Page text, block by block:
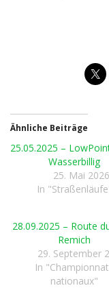
Ähnliche Beiträge
25.05.2025 –
Wasserbillig
25. Mai 2026
In
28.09.2025 – Route
Remich
29. September
In
nationaux"